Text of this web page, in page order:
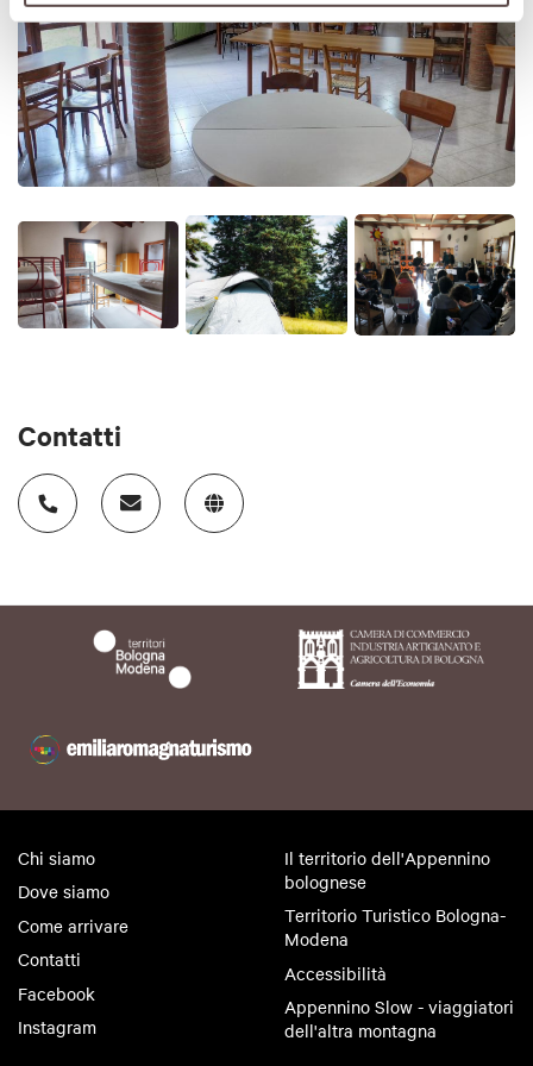
pellegrino"), possibilità di ordinare colazione e pranzo da
asporto per il giorno successivo Pranzi al sacco per i
camminatori Menù per Vegetariani e Vegani Senza glutine
Servizio Bar
Prezzo
Carte accettate
Bancomat, Mastercard, Visa, Paypal, Satispay
Contatti
Chi siamo
Dove siamo
Come arrivare
Contatti
Facebook
Instagram
Il territorio dell'Appennino
bolognese
Territorio Turistico Bologna-
Modena
Accessibilità
Appennino Slow - viaggiatori
dell'altra montagna